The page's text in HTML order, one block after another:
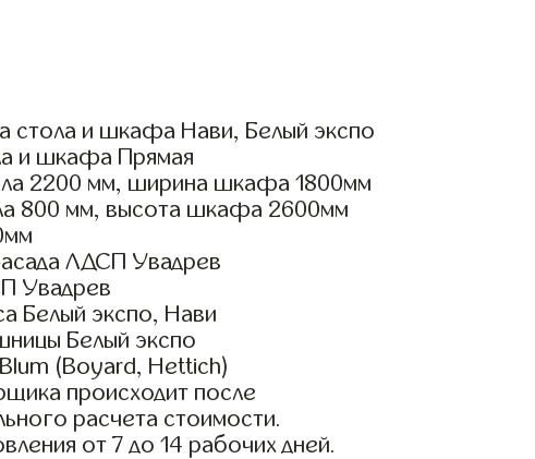
стола и шкафа Нави, Белый экспо
и шкафа Прямая
2200 мм, ширина шкафа 1800мм
800 мм, высота шкафа 2600мм
ЛДСП Увадрев
Увадрев
Белый экспо, Нави
Белый экспо
(Boyard, Hettich)
происходит после
расчета стоимости.
от 7 до 14 рабочих дней.